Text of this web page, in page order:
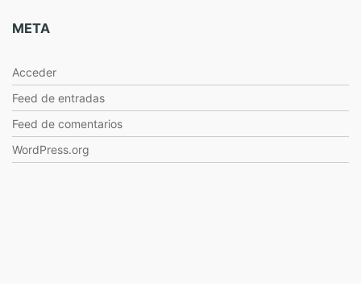
META
Acceder
Feed de entradas
Feed de comentarios
WordPress.org